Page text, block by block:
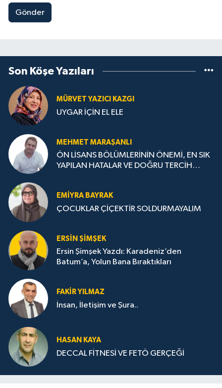
Gönder
Son Köşe Yazıları
MÜRVET YAZICI KAZGI
UYGAR İÇİN EL ELE
MEHMET MARAŞANLI
ÖN LİSANS BÖLÜMLERİNİN ÖNEMİ, EN SIK
YAPILAN HATALAR VE DOĞRU TERCİH
EMIYRA BAYRAK
ÇOCUKLAR ÇİÇEKTİR SOLDURMAYALIM
ERSIN ŞIMŞEK
Ersin Şimşek Yazdı: Karadeniz’den
Batum’a, Yolun Bana Bıraktıkları
FAKIR YILMAZ
İnsan, İletişim ve Şura..
HASAN KAYA
DECCAL FİTNESİ VE FETÖ GERÇEĞİ